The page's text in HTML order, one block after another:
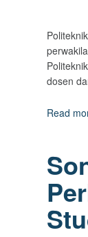
dosen
Read